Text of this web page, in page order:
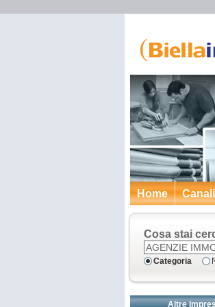
Home Canali
Cosa stai
Categoria
Altre